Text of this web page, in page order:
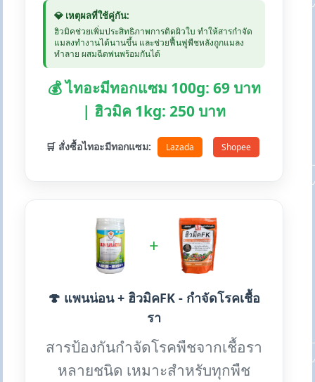
💎 เหตุผลที่ใช้คู่กัน:
ฮิวมิคช่วยเพิ่มประสิทธิภาพการติดผิวใบ ทำให้สารกำจัด
แมลงทำงานได้นานขึ้น และช่วยฟื้นฟูพืชหลังถูกแมลง
ทำลาย ผสมฉีดพ่นพร้อมกันได้
💰 ไทอะมีทอกแซม 100g: 69 บาท
| ฮิวมิค 1kg: 250 บาท
🛒 สั่งซื้อไทอะมีทอกแซม: Lazada Shopee
+
🍄 แพนน่อน + ฮิวมิคFK - กำจัดโรคเชื้อ
รา
สารป้องกันกำจัดโรคพืชจากเชื้อรา
หลายชนิด เหมาะสำหรับทุกพืช